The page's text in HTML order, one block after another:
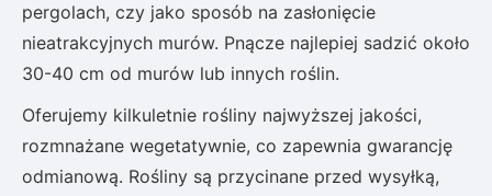
pergolach, czy jako sposób na zasłonięcie
nieatrakcyjnych murów. Pnącze najlepiej sadzić około
30-40 cm od murów lub innych roślin.
Oferujemy kilkuletnie rośliny najwyższej jakości,
rozmnażane wegetatywnie, co zapewnia gwarancję
odmianową. Rośliny są przycinane przed wysyłką,